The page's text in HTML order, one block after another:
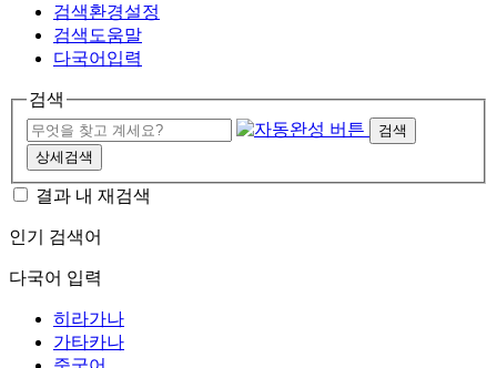
검색환경설정
검색도움말
다국어입력
검색
검색
상세검색
결과 내 재검색
인기 검색어
다국어 입력
히라가나
가타카나